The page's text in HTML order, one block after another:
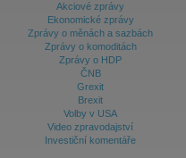
Akciové zprávy
Ekonomické zprávy
Zprávy o měnách a sazbách
Zprávy o komoditách
Zprávy o HDP
ČNB
Grexit
Brexit
Volby v USA
Video zpravodajství
Investiční komentáře